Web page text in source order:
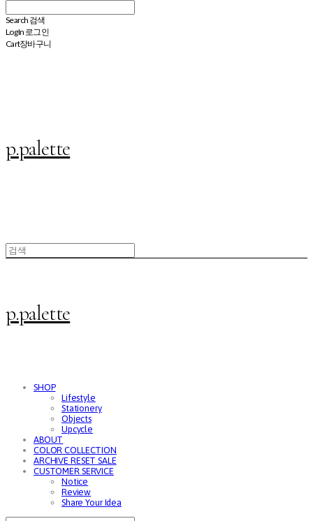
Search 검색
Log In 로그인
Cart장바구니
p.palette
p.palette
SHOP
Lifestyle
Stationery
Objects
Upcycle
ABOUT
COLOR COLLECTION
ARCHIVE RESET SALE
CUSTOMER SERVICE
Notice
Review
Share Your Idea